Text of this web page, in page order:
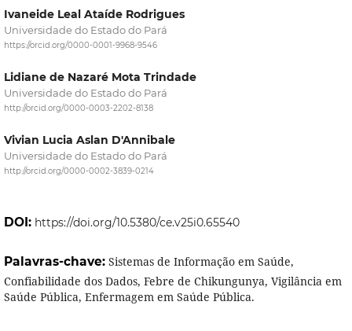
Ivaneide Leal Ataíde Rodrigues
Universidade do Estado do Pará
https://orcid.org/0000-0001-9968-9546
Lidiane de Nazaré Mota Trindade
Universidade do Estado do Pará
http://orcid.org/0000-0003-2202-8138
Vivian Lucia Aslan D'Annibale
Universidade do Estado do Pará
http://orcid.org/0000-0002-3839-0214
DOI: https://doi.org/10.5380/ce.v25i0.65540
Palavras-chave: Sistemas de Informação em Saúde,
Confiabilidade dos Dados, Febre de Chikungunya, Vigilância em
Saúde Pública, Enfermagem em Saúde Pública.